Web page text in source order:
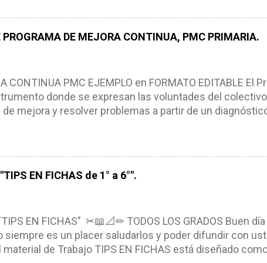
es decir permite realizar ajustes para mejorar los
de la comunidad educativa. Compañeros
PROGRAMA DE MEJORA CONTINUA, PMC PRIMARIA.
CONTINUA PMC EJEMPLO en FORMATO EDITABLE El
donde se expresan las voluntades del
mejora y resolver problemas a partir de un
partir de un diagnóstico amplio de las condiciones
de manera priorizada y en tiempos establecidos.
CONTINUA *Basarse en un diagnóstico escolar
en una política de participación y
EN FICHAS de 1° a 6°".
EN FICHAS" ✂📖📐✏ TODOS LOS GRADOS Buen
siempre es un placer saludarlos y poder difundir con
de Trabajo TIPS EN FICHAS está diseñado